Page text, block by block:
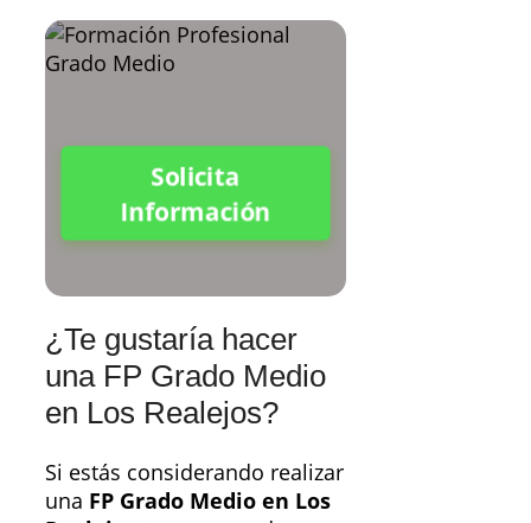
Solicita
Información
¿Te gustaría hacer
una FP Grado Medio
en Los Realejos?
Si estás considerando realizar
una FP Grado Medio en Los